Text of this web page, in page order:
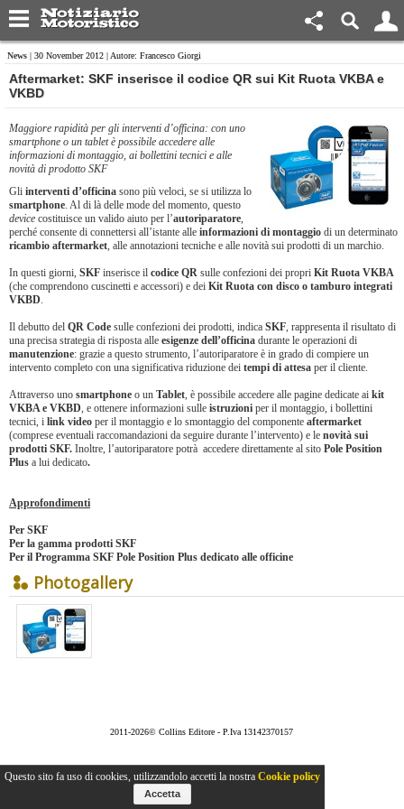
News | 30 November 2012 | Autore: Francesco Giorgi
Aftermarket: SKF inserisce il codice QR sui Kit Ruota VKBA e
VKBD
Maggiore rapidità per gli interventi d’officina: con uno
smartphone o un tablet è possibile accedere alle
informazioni di montaggio, ai bollettini tecnici e alle
novità di prodotto SKF
Gli interventi d’officina sono più veloci, se si utilizza lo
smartphone. Al di là delle mode del momento, questo
device costituisce un valido aiuto per l’autoriparatore,
perché consente di connettersi all’istante alle informazioni di montaggio di un determinato
ricambio aftermarket, alle annotazioni tecniche e alle novità sui prodotti di un marchio.
In questi giorni, SKF inserisce il codice QR sulle confezioni dei propri Kit Ruota VKBA
(che comprendono cuscinetti e accessori) e dei Kit Ruota con disco o tamburo integrati
VKBD.
Il debutto del QR Code sulle confezioni dei prodotti, indica SKF, rappresenta il risultato di
una precisa strategia di risposta alle esigenze dell’officina durante le operazioni di
manutenzione: grazie a questo strumento, l’autoriparatore è in grado di compiere un
intervento completo con una significativa riduzione dei tempi di attesa per il cliente.
Attraverso uno smartphone o un Tablet, è possibile accedere alle pagine dedicate ai kit
VKBA e VKBD, e ottenere informazioni sulle istruzioni per il montaggio, i bollettini
tecnici, i link video per il montaggio e lo smontaggio del componente aftermarket
(comprese eventuali raccomandazioni da seguire durante l’intervento) e le novità sui
prodotti SKF. Inoltre, l’autoriparatore potrà accedere direttamente al sito Pole Position
Plus a lui dedicato.
Approfondimenti
Per SKF
Per la gamma prodotti SKF
Per il Programma SKF Pole Position Plus dedicato alle officine
Photogallery
2011-2026© Collins Editore - P.Iva 13142370157
Questo sito fa uso di cookies, utilizzandolo accetti la nostra Cookie policy
Accetta